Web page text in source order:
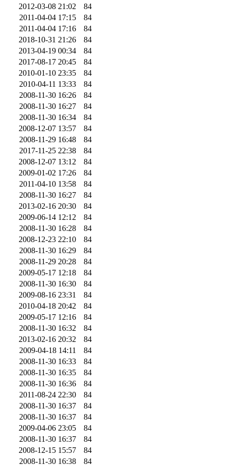
2012-03-08 21:02
84
2011-04-04 17:15
84
2011-04-04 17:16
84
2018-10-31 21:26
84
2013-04-19 00:34
84
2017-08-17 20:45
84
2010-01-10 23:35
84
2010-04-11 13:33
84
2008-11-30 16:26
84
2008-11-30 16:27
84
2008-11-30 16:34
84
2008-12-07 13:57
84
2008-11-29 16:48
84
2017-11-25 22:38
84
2008-12-07 13:12
84
2009-01-02 17:26
84
2011-04-10 13:58
84
2008-11-30 16:27
84
2013-02-16 20:30
84
2009-06-14 12:12
84
2008-11-30 16:28
84
2008-12-23 22:10
84
2008-11-30 16:29
84
2008-11-29 20:28
84
2009-05-17 12:18
84
2008-11-30 16:30
84
2009-08-16 23:31
84
2010-04-18 20:42
84
2009-05-17 12:16
84
2008-11-30 16:32
84
2013-02-16 20:32
84
2009-04-18 14:11
84
2008-11-30 16:33
84
2008-11-30 16:35
84
2008-11-30 16:36
84
2011-08-24 22:30
84
2008-11-30 16:37
84
2008-11-30 16:37
84
2009-04-06 23:05
84
2008-11-30 16:37
84
2008-12-15 15:57
84
2008-11-30 16:38
84